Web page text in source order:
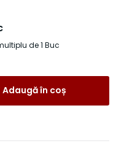
de 1 Buc
Adaugă în coș